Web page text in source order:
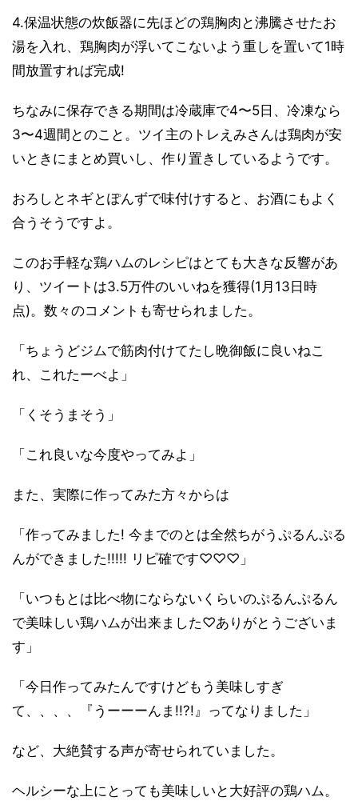
4.保温状態の炊飯器に先ほどの鶏胸肉と沸騰させたお
湯を入れ、鶏胸肉が浮いてこないよう重しを置いて1時
間放置すれば完成!
ちなみに保存できる期間は冷蔵庫で4〜5日、冷凍なら
3〜4週間とのこと。ツイ主のトレえみさんは鶏肉が安
いときにまとめ買いし、作り置きしているようです。
おろしとネギとぽんずで味付けすると、お酒にもよく
合うそうですよ。
このお手軽な鶏ハムのレシピはとても大きな反響があ
り、ツイートは3.5万件のいいねを獲得(1月13日時
点)。数々のコメントも寄せられました。
「ちょうどジムで筋肉付けてたし晩御飯に良いねこ
れ、これたーべよ」
「くそうまそう」
「これ良いな今度やってみよ」
また、実際に作ってみた方々からは
「作ってみました! 今までのとは全然ちがうぷるんぷる
んができました!!!!! リピ確です♡♡♡」
「いつもとは比べ物にならないくらいのぷるんぷるん
で美味しい鶏ハムが出来ました♡ありがとうございま
す」
「今日作ってみたんですけどもう美味しすぎ
て、、、、『うーーーんま!!?!』ってなりました」
など、大絶賛する声が寄せられていました。
ヘルシーな上にとっても美味しいと大好評の鶏ハム。